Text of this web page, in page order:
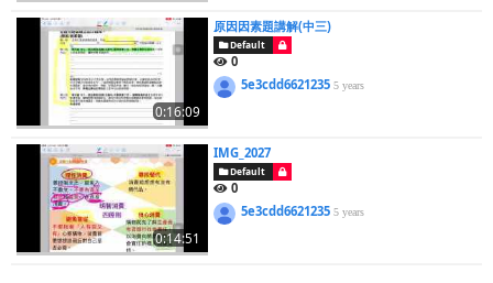
0:16:09
原因因素題講解(中三)
Default
0
5e3cdd66212355 years
0:14:51
IMG_2027
Default
0
5e3cdd66212355 years